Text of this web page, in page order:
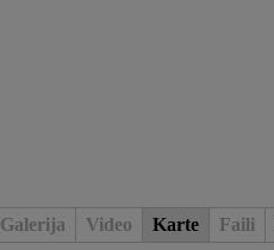
Galerija Video Karte Faili